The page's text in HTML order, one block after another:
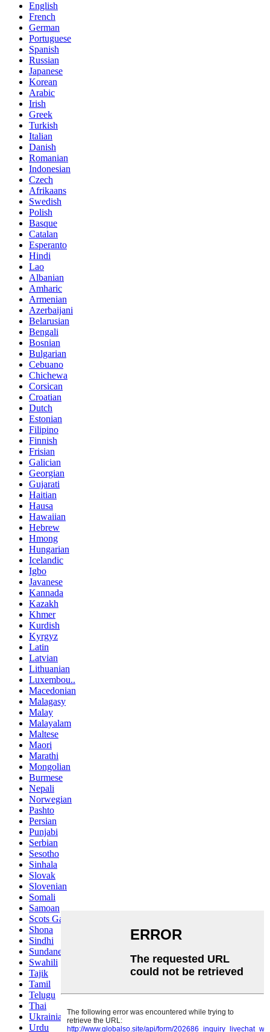
English
French
German
Portuguese
Spanish
Russian
Japanese
Korean
Arabic
Irish
Greek
Turkish
Italian
Danish
Romanian
Indonesian
Czech
Afrikaans
Swedish
Polish
Basque
Catalan
Esperanto
Hindi
Lao
Albanian
Amharic
Armenian
Azerbaijani
Belarusian
Bengali
Bosnian
Bulgarian
Cebuano
Chichewa
Corsican
Croatian
Dutch
Estonian
Filipino
Finnish
Frisian
Galician
Georgian
Gujarati
Haitian
Hausa
Hawaiian
Hebrew
Hmong
Hungarian
Icelandic
Igbo
Javanese
Kannada
Kazakh
Khmer
Kurdish
Kyrgyz
Latin
Latvian
Lithuanian
Luxembou..
Macedonian
Malagasy
Malay
Malayalam
Maltese
Maori
Marathi
Mongolian
Burmese
Nepali
Norwegian
Pashto
Persian
Punjabi
Serbian
Sesotho
Sinhala
Slovak
Slovenian
Somali
Samoan
Scots Gaelic
Shona
Sindhi
Sundanese
Swahili
Tajik
Tamil
Telugu
Thai
Ukrainian
Urdu